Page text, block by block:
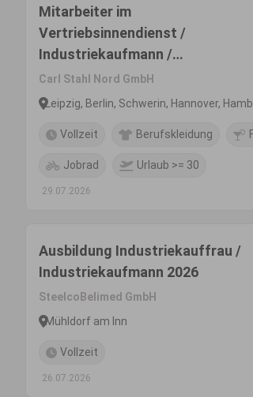
Mitarbeiter im
Vertriebsinnendienst /
Industriekaufmann /
Industriekauffrau /
Sachbearbeiter (m/w/d)
Carl Stahl Nord GmbH
Leipzig, Berlin, Schwerin, Hannover,
Vollzeit Berufskleidung
Jobrad Urlaub >= 30
29.07.2026
Ausbildung Industriekauffrau /
Industriekaufmann 2026
SteelcoBelimed GmbH
Mühldorf am Inn
Vollzeit
26.07.2026